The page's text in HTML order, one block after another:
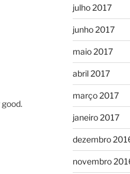
julho 2017
junho 2017
maio 2017
abril 2017
março 2017
janeiro 2017
dezembro
novembro